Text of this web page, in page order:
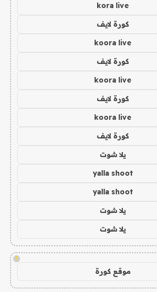
kora live
كورة لايف
koora live
كورة لايف
koora live
كورة لايف
koora live
كورة لايف
يلا شوت
yalla shoot
yalla shoot
يلا شوت
يلا شوت
!
موقع كورة